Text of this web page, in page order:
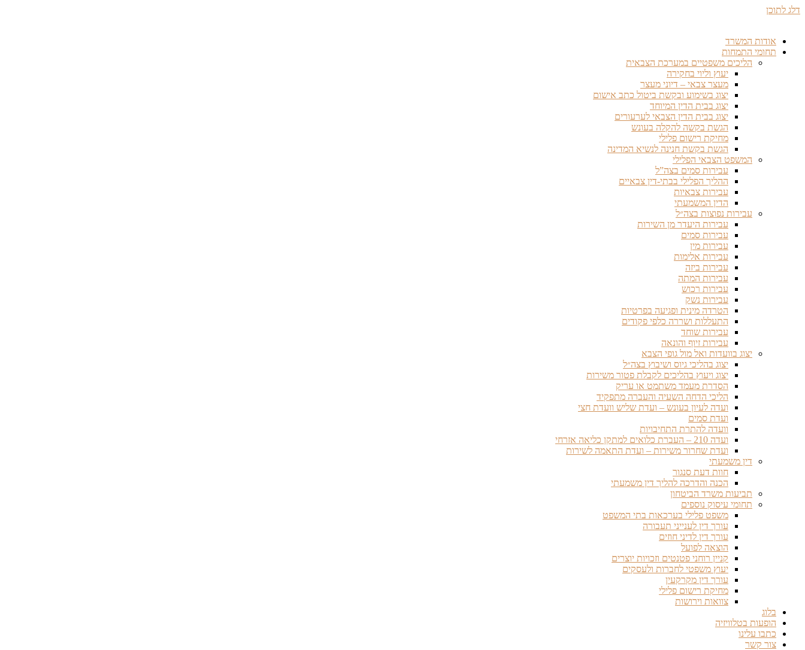
דלג לתוכן
אודות המשרד
תחומי התמחות
הליכים משפטיים במערכת הצבאית
יעוץ וליוי בחקירה
מעצר צבאי – דיוני מעצר
יצוג בשימוע ובקשת ביטול כתב אישום
יצוג בבית הדין המיוחד
יצוג בבית הדין הצבאי לערעורים
הגשת בקשה להקלה בעונש
מחיקת רישום פלילי
הגשת בקשת חנינה לנשיא המדינה
המשפט הצבאי הפלילי
עבירות סמים בצה”ל
ההליך הפלילי בבתי-דין צבאיים
עבירות צבאיות
הדין המשמעתי
עבירות נפוצות בצה״ל
עבירות היעדר מן השירות
עבירות סמים
עבירות מין
עבירות אלימות
עבירות ביזה
עבירות המתה
עבירות רכוש
עבירות נשק
הטרדה מינית ופגיעה בפרטיות
התעללות ושררה כלפי פקודים
עבירות שוחד
עבירות זיוף והונאה
יצוג בוועדות ואל מול גופי הצבא
יצוג בהליכי גיוס ושיבוץ בצה״ל
יצוג ויעוץ בהליכים לקבלת פטור משירות
הסדרת מעמד משתמט או עריק
הליכי הדחה השעיה והעברה מתפקיד
ועדה לעיון בעונש – ועדת שליש וועדת חצי
ועדת סמים
וועדה להתרת התחיבויות
ועדה 210 – העברת כלואים למתקן כליאה אזרחי
ועדת שחרור משירות – ועדת התאמה לשירות
דין משמעתי
חוות דעת סנגור
הכנה והדרכה להליך דין משמעתי
תביעות משרד הביטחון
תחומי עיסוק נוספים
משפט פלילי בערכאות בתי המשפט
עורך דין לענייני תעבורה
עורך דין לדיני חוזים
הוצאה לפועל
קניין רוחני פטנטים וזכויות יוצרים
יעוץ משפטי לחברות ולעסקים
עורך דין מקרקעין
מחיקת רישום פלילי
צוואות וירושות
בלוג
הופעות בטלוויזיה
כתבו עלינו
צור קשר